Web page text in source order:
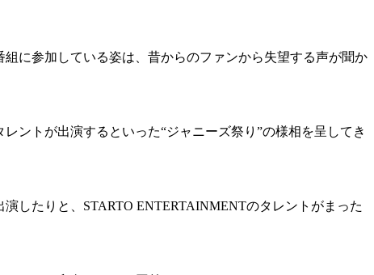
に参加している姿は、昔からのファンから失望する声が聞か
ントが出演するといった“ジャニーズ祭り”の様相を呈してき
したりと、STARTO ENTERTAINMENTのタレントがまった